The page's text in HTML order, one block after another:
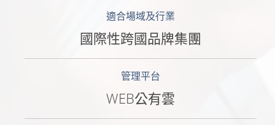
適合場域及行業
國際性跨國品牌集團
管理平台
WEB公有雲